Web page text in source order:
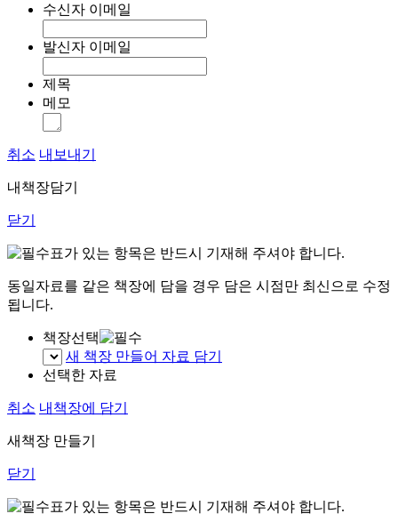
수신자 이메일
발신자 이메일
제목
메모
취소 내보내기
내책장담기
닫기
표가 있는 항목은 반드시 기재해 주셔야 합니다.
동일자료를 같은 책장에 담을 경우 담은 시점만 최신으로 수정
됩니다.
책장선택
새 책장 만들어 자료 담기
선택한 자료
취소 내책장에 담기
새책장 만들기
닫기
표가 있는 항목은 반드시 기재해 주셔야 합니다.